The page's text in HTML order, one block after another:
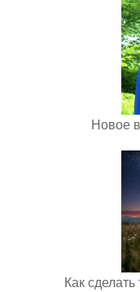
Новое
Как